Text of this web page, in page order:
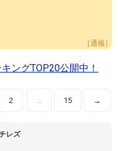
［通報］
ングTOP20公開中！
2 … 15 →
レズ